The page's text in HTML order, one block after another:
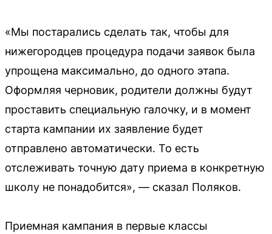
«Мы постарались сделать так, чтобы для
нижегородцев процедура подачи заявок была
упрощена максимально, до одного этапа.
Оформляя черновик, родители должны будут
проставить специальную галочку, и в момент
старта кампании их заявление будет
отправлено автоматически. То есть
отслеживать точную дату приема в конкретную
школу не понадобится», — сказал Поляков.
Приемная кампания в первые классы